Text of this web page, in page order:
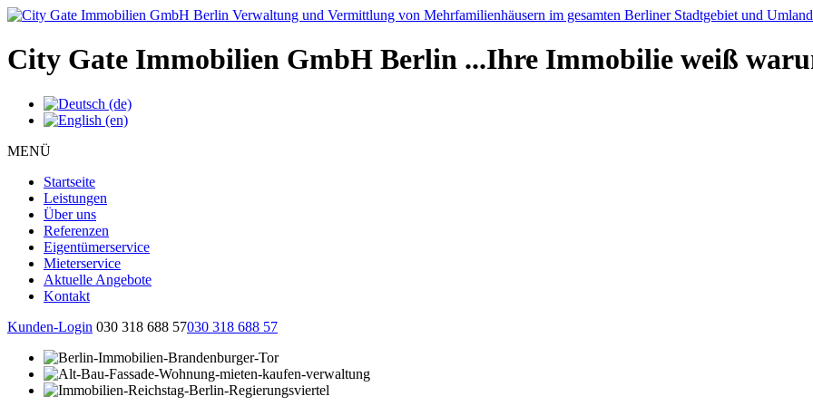
City Gate Immobilien GmbH Berlin ...Ihre Immobilie weiß
MENÜ
Startseite
Leistungen
Über uns
Referenzen
Eigentümerservice
Mieterservice
Aktuelle Angebote
Kontakt
Kunden-Login 030 318 688 57030 318 688 57